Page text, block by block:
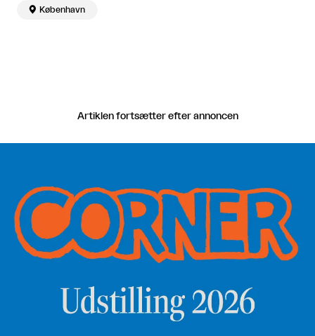
California Institute of the
Arts, Los Angeles, USA. Bor
 København
Artiklen fortsætter efter annoncen